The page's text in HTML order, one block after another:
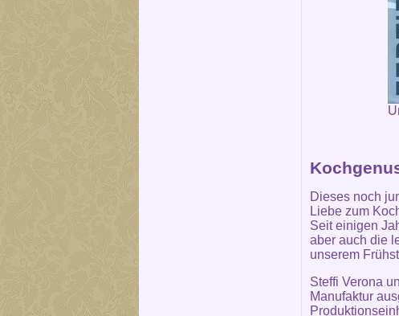
Dieses noch
Liebe zum
Seit einigen
aber auch die
unserem
Steffi Verona
Manufaktur